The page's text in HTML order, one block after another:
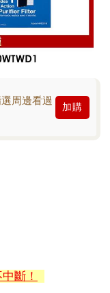
周邊看過
加購
斷！